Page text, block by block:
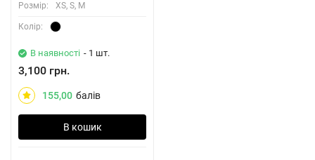
Розмiр: XS, S, M
Колiр:
В наявності - 1 шт.
3,100 грн.
155,00 балів
В кошик